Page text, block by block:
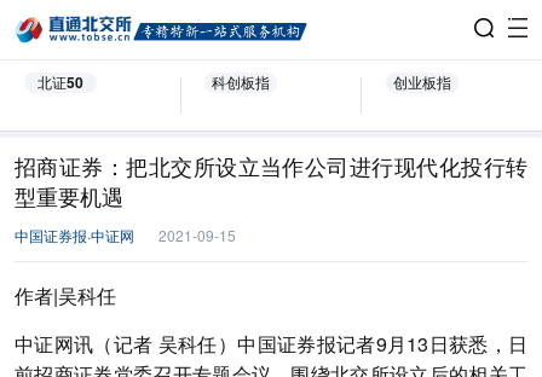
北证50 科创板指 创业板指
招商证券：把北交所设立当作公司进行现代化投行转
型重要机遇
中国证券报·中证网 2021-09-15
作者|吴科任
中证网讯（记者 吴科任）中国证券报记者9月13日获悉，日